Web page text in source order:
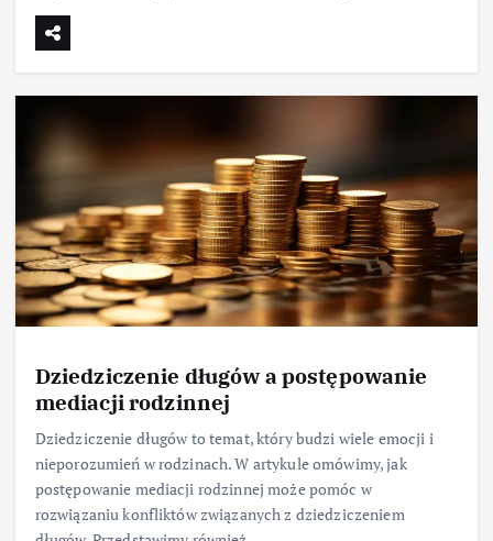
Dziedziczenie długów a postępowanie
mediacji rodzinnej
Dziedziczenie długów to temat, który budzi wiele emocji i
nieporozumień w rodzinach. W artykule omówimy, jak
postępowanie mediacji rodzinnej może pomóc w
rozwiązaniu konfliktów związanych z dziedziczeniem